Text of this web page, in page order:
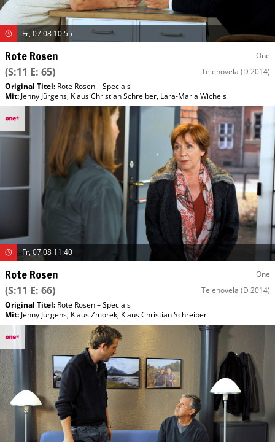
Fr, 07.08 10:55
Rote Rosen One
(S:11 E: 65) Telenovela (D 2014)
Original Titel: Rote Rosen – Specials
Mit: Jenny Jürgens, Klaus Christian Schreiber, Lara-Maria Wichels
Fr, 07.08 11:40
Rote Rosen One
(S:11 E: 66) Telenovela (D 2014)
Original Titel: Rote Rosen – Specials
Mit: Jenny Jürgens, Klaus Zmorek, Klaus Christian Schreiber